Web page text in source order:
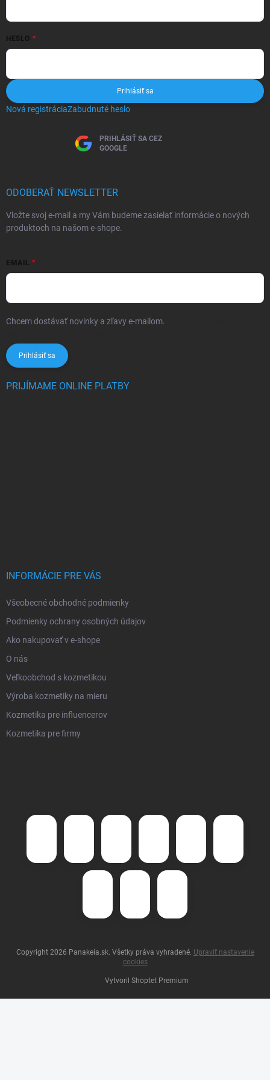
HESLO
Prihlásiť sa
Nová registráciaZabudnuté heslo
PRIHLÁSIŤ SA CEZ
GOOGLE
ODOBERAŤ NEWSLETTER
Vložte svoj e-mail a my Vám budeme zasielať informácie o nových
produktoch na našom e-shope.
EMAIL
Chcem dostávať novinky a zľavy e-mailom.
Prihlásiť sa
PRIJÍMAME ONLINE PLATBY
INFORMÁCIE PRE VÁS
Všeobecné obchodné podmienky
Podmienky ochrany osobných údajov
Ako nakupovať v e-shope
O nás
Veľkoobchod s kozmetikou
Výroba kozmetiky na mieru
Kozmetika pre influencerov
Kozmetika pre firmy
Vytvoril Shoptet Premium
Copyright 2026 Panakeia.sk. Všetky práva vyhradené. Upraviť nastavenie
cookies